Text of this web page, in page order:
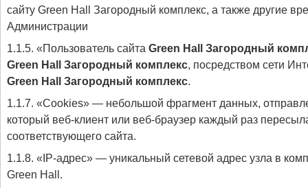
сайту Green Hall Загородный комплекс, а также другие
Администрации
1.1.5. «Пользователь сайта Green Hall Загородный
Green Hall Загородный комплекс, посредством сети
Green Hall Загородный комплекс.
1.1.7. «Cookies» — небольшой фрагмент данных,
который веб-клиент или веб-браузер каждый раз
соответствующего сайта.
1.1.8. «IP-адрес» — уникальный сетевой адрес узла в
Green Hall.